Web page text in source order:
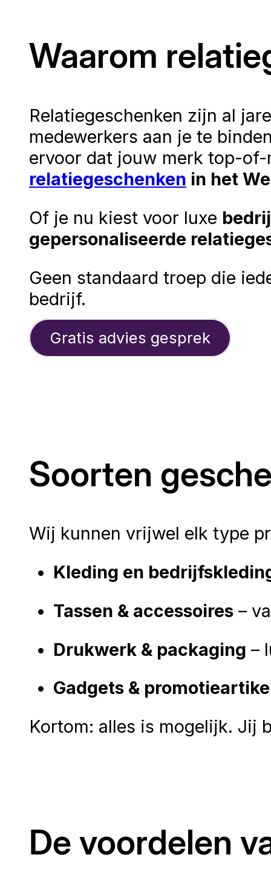
Waarom
Relatiegeschenken zijn al
medewerkers aan je te
ervoor dat jouw merk top-
relatiegeschenken in het
Of je nu kiest voor luxe
gepersonaliseerde
Geen standaard troep die
bedrijf.
Gratis advies gesprek
Soorten
Wij kunnen vrijwel elk type
Kleding en
Tassen & accessoires –
Drukwerk & packaging –
Gadgets &
Kortom: alles is mogelijk. Jij
De voordelen